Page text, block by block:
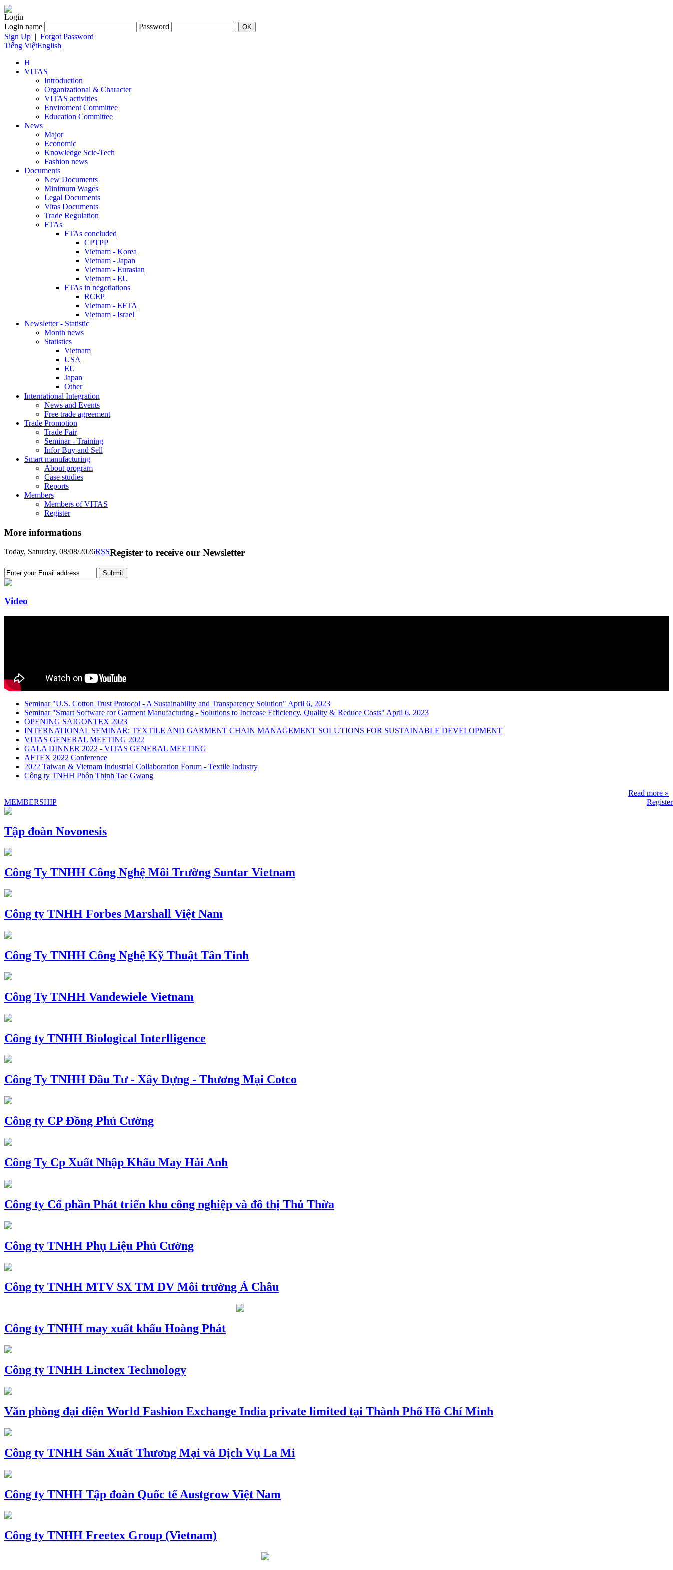
Login
Login name
Password
Sign Up | Forgot Password
Tiếng ViệtEnglish
H
VITAS
Introduction
Organizational & Character
VITAS activities
Enviroment Committee
Education Committee
News
Major
Economic
Knowledge Scie-Tech
Fashion news
Documents
New Documents
Minimum Wages
Legal Documents
Vitas Documents
Trade Regulation
FTAs
FTAs concluded
CPTPP
Vietnam - Korea
Vietnam - Japan
Vietnam - Eurasian
Vietnam - EU
FTAs in negotiations
RCEP
Vietnam - EFTA
Vietnam - Israel
Newsletter - Statistic
Month news
Statistics
Vietnam
USA
EU
Japan
Other
International Integration
News and Events
Free trade agreement
Trade Promotion
Trade Fair
Seminar - Training
Infor Buy and Sell
Smart manufacturing
About program
Case studies
Reports
Members
Members of VITAS
Register
More informations
Today, Saturday, 08/08/2026RSSRegister to receive our Newsletter
Video
Seminar "U.S. Cotton Trust Protocol - A Sustainability and Transparency Solution" April 6, 2023
Seminar "Smart Software for Garment Manufacturing - Solutions to Increase Efficiency, Quality & Reduce Costs" April 6, 2023
OPENING SAIGONTEX 2023
INTERNATIONAL SEMINAR: TEXTILE AND GARMENT CHAIN MANAGEMENT SOLUTIONS FOR SUSTAINABLE DEVELOPMENT
VITAS GENERAL MEETING 2022
GALA DINNER 2022 - VITAS GENERAL MEETING
AFTEX 2022 Conference
2022 Taiwan & Vietnam Industrial Collaboration Forum - Textile Industry
Công ty TNHH Phồn Thịnh Tae Gwang
Read more »
MEMBERSHIP
Register
Tập đoàn Novonesis
Công Ty TNHH Công Nghệ Môi Trường Suntar Vietnam
Công ty TNHH Forbes Marshall Việt Nam
Công Ty TNHH Công Nghệ Kỹ Thuật Tân Tinh
Công Ty TNHH Vandewiele Vietnam
Công ty TNHH Biological Interlligence
Công Ty TNHH Đầu Tư - Xây Dựng - Thương Mại Cotco
Công ty CP Đồng Phú Cường
Công Ty Cp Xuất Nhập Khẩu May Hải Anh
Công ty Cổ phần Phát triển khu công nghiệp và đô thị Thủ Thừa
Công ty TNHH Phụ Liệu Phú Cường
Công ty TNHH MTV SX TM DV Môi trường Á Châu
Công ty TNHH may xuất khẩu Hoàng Phát
Công ty TNHH Linctex Technology
Văn phòng đại diện World Fashion Exchange India private limited tại Thành Phố Hồ Chí Minh
Công ty TNHH Sản Xuất Thương Mại và Dịch Vụ La Mi
Công ty TNHH Tập đoàn Quốc tế Austgrow Việt Nam
Công ty TNHH Freetex Group (Vietnam)